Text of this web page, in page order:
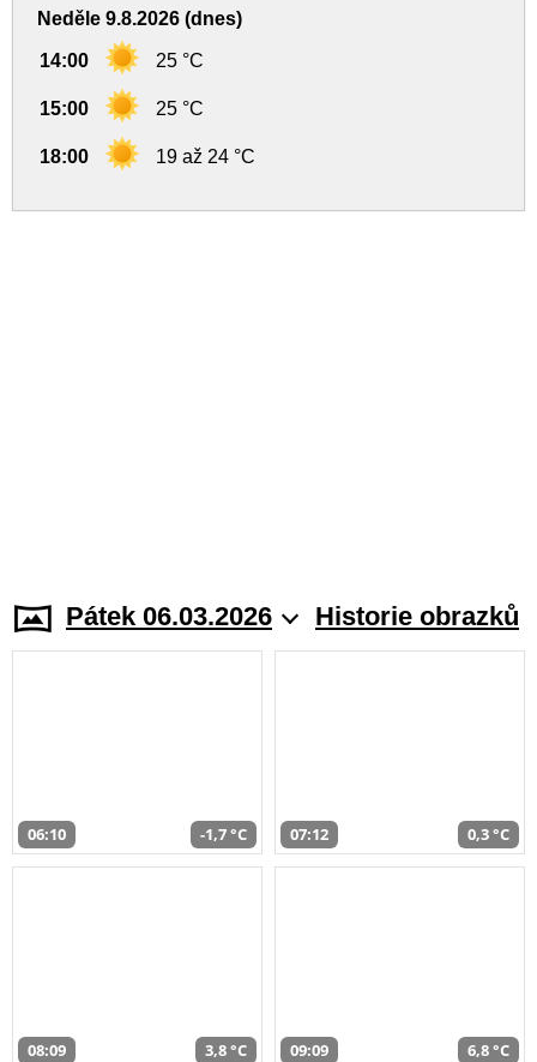
Neděle 9.8.2026 (dnes)
14:00 25 °C
15:00 25 °C
18:00 19 až 24 °C
Pátek 06.03.2026 Historie obrazků
06:10 -1,7 °C 07:12 0,3 °C
08:09 3,8 °C 09:09 6,8 °C